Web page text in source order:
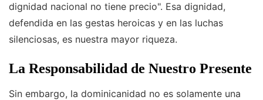
dignidad nacional no tiene precio". Esa dignidad,
defendida en las gestas heroicas y en las luchas
silenciosas, es nuestra mayor riqueza.
La Responsabilidad de Nuestro Presente
Sin embargo, la dominicanidad no es solamente una